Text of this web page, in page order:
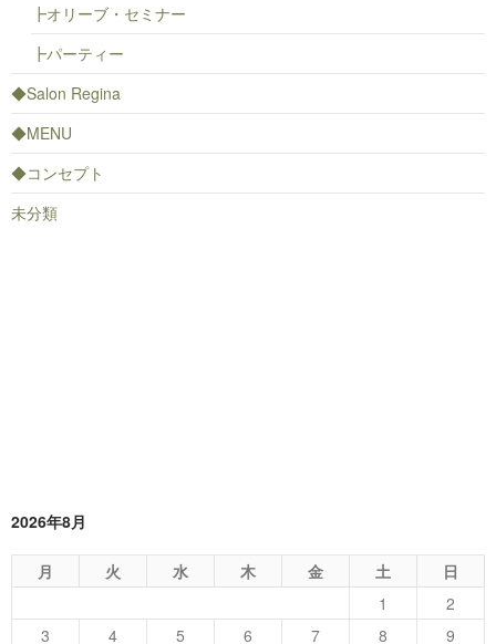
┣オリーブ・セミナー
┣パーティー
◆Salon Regina
◆MENU
◆コンセプト
未分類
2026年8月
月 火 水 木 金 土
日
1
2
3
4 5 6 7 8 9